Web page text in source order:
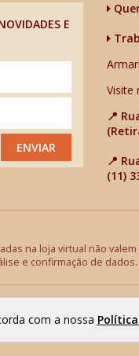
E
ENVIAR
Visite
📍
📍
(11)
na loja virtual não
e confirmação de dados.
com a nossa